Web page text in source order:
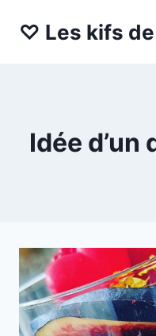
♡ Les kifs
Idée d’un